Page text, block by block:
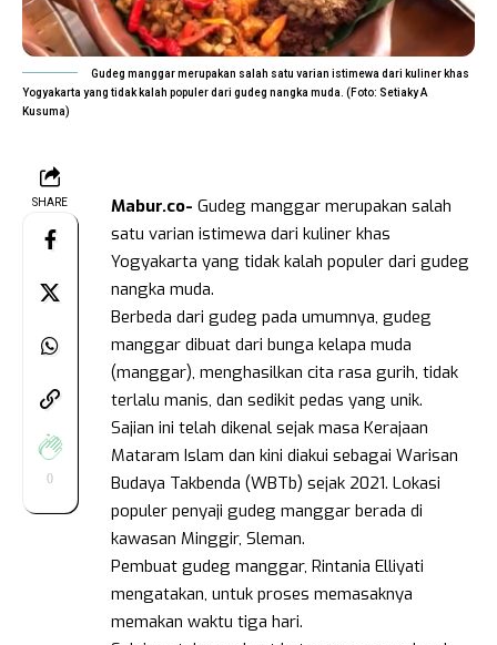
Gudeg manggar merupakan salah satu varian istimewa dari kuliner khas
Yogyakarta yang tidak kalah populer dari gudeg nangka muda. (Foto: Setiaky A
Kusuma)
SHARE
0
Mabur.co- Gudeg manggar merupakan salah
satu varian istimewa dari kuliner khas
Yogyakarta yang tidak kalah populer dari gudeg
nangka muda.
Berbeda dari gudeg pada umumnya, gudeg
manggar dibuat dari bunga kelapa muda
(manggar), menghasilkan cita rasa gurih, tidak
terlalu manis, dan sedikit pedas yang unik.
Sajian ini telah dikenal sejak masa Kerajaan
Mataram Islam dan kini diakui sebagai Warisan
Budaya Takbenda (WBTb) sejak 2021. Lokasi
populer penyaji gudeg manggar berada di
kawasan Minggir, Sleman.
Pembuat gudeg manggar, Rintania Elliyati
mengatakan, untuk proses memasaknya
memakan waktu tiga hari.